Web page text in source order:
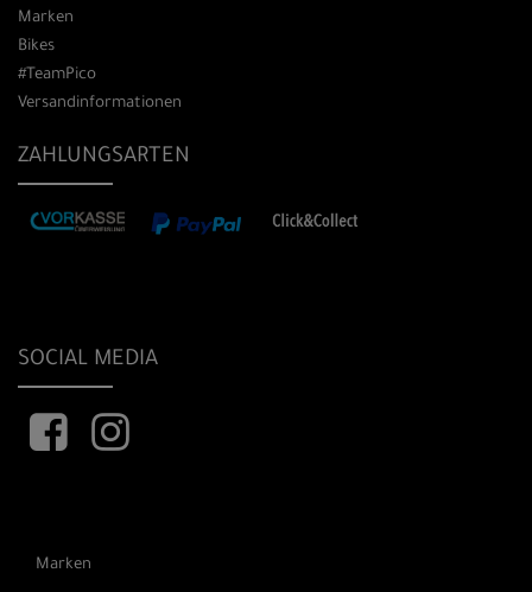
Marken
Bikes
#TeamPico
Versandinformationen
ZAHLUNGSARTEN
SOCIAL MEDIA
Marken